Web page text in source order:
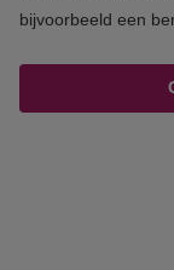
bijvoorbeeld een